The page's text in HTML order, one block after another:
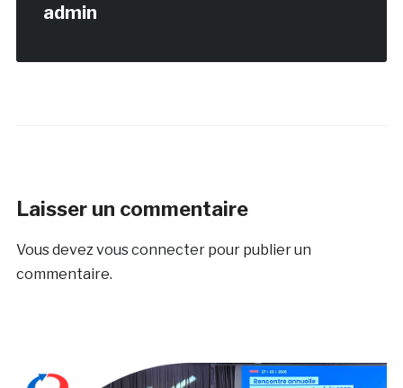
admin
Laisser un commentaire
Vous devezvous connecterpour publier un
commentaire.